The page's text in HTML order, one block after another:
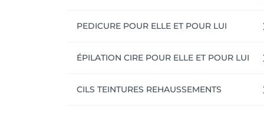
PEDICURE POUR ELLE ET POUR LUI
ÉPILATION CIRE POUR ELLE ET POUR LUI
CILS TEINTURES REHAUSSEMENTS